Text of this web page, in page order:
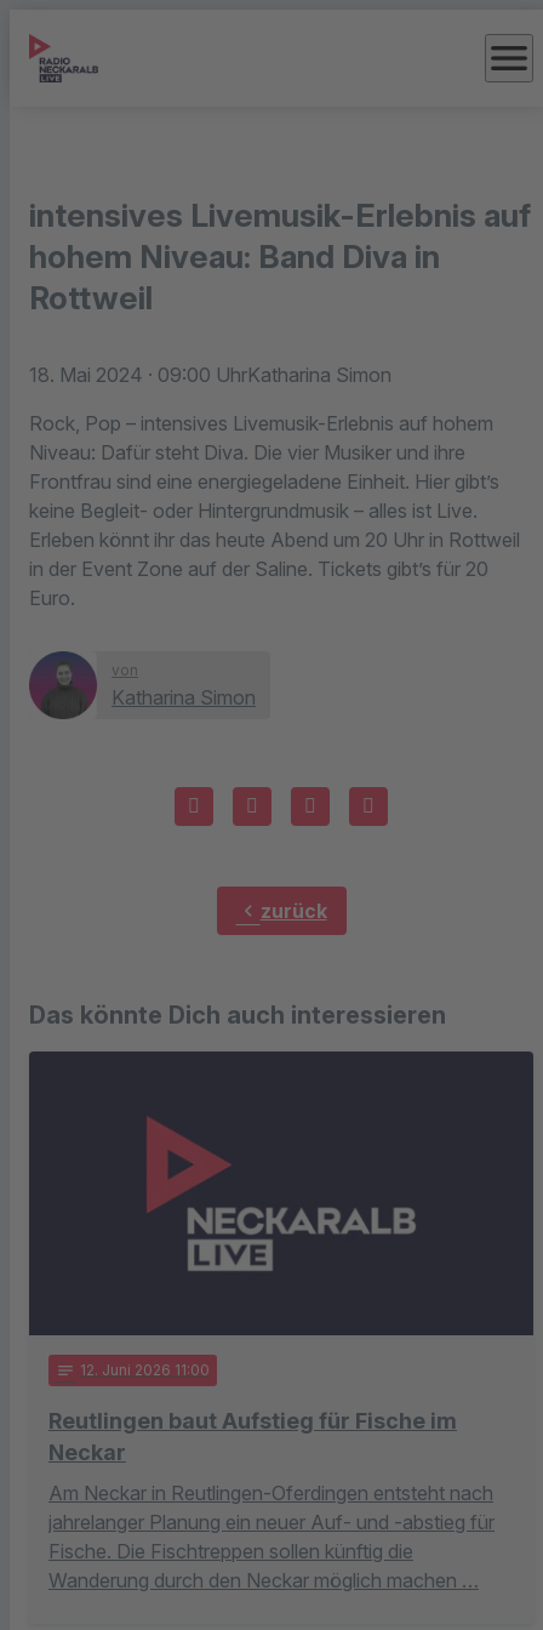
menu
intensives Livemusik-Erlebnis auf
hohem Niveau: Band Diva in
Rottweil
18. Mai 2024 · 09:00 UhrKatharina Simon
Rock, Pop – intensives Livemusik-Erlebnis auf hohem
Niveau: Dafür steht Diva. Die vier Musiker und ihre
Frontfrau sind eine energiegeladene Einheit. Hier gibt’s
keine Begleit- oder Hintergrundmusik – alles ist Live.
Erleben könnt ihr das heute Abend um 20 Uhr in Rottweil
in der Event Zone auf der Saline. Tickets gibt’s für 20
Euro.
von
Katharina Simon
chevron_left zurück
Das könnte Dich auch interessieren
notes 12. Juni 2026 11:00
Reutlingen baut Aufstieg für Fische im
Neckar
Am Neckar in Reutlingen-Oferdingen entsteht nach
jahrelanger Planung ein neuer Auf- und -abstieg für
Fische. Die Fischtreppen sollen künftig die
Wanderung durch den Neckar möglich machen …